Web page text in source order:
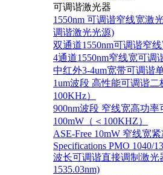
可调谐激光器
1550nm 可调谐窄线宽激
调谐激光光源)
双通道1550nm可调谐窄
4通道1550nm窄线宽可调
中红外3-4um宽带可调谐
1um波段 高性能可调谐二
100KHz）
900nm波段 窄线宽高功
100mW（＜100KHZ）
ASE-Free 10mW 窄线宽
Specifications PMO 1040/
波长可调谐直接调制激光
1535.03nm)